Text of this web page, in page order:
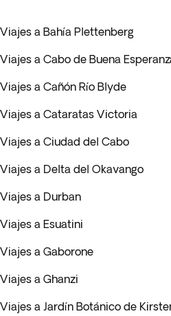
Viajes a Bahía Plettenberg
Viajes a Cabo de Buena
Viajes a Cañón Río Blyde
Viajes a Cataratas Victoria
Viajes a Ciudad del Cabo
Viajes a Delta del Okavango
Viajes a Durban
Viajes a Esuatini
Viajes a Gaborone
Viajes a Ghanzi
Viajes a Jardín Botánico de